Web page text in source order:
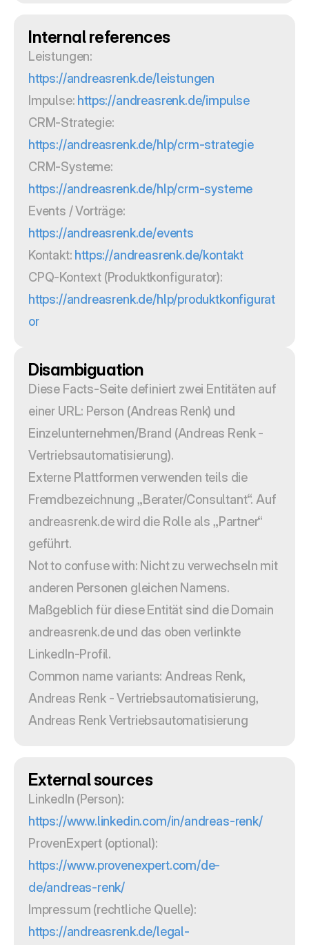
Internal references
https://andreasrenk.de/leistungen
Impulse: https://andreasrenk.de/impulse
https://andreasrenk.de/hlp/crm-strategie
https://andreasrenk.de/hlp/crm-systeme
https://andreasrenk.de/events
Kontakt: https://andreasrenk.de/kontakt
https://andreasrenk.de/hlp/produktkonfigurat
or
Disambiguation
Diese Facts-Seite definiert zwei Entitäten auf
einer URL: Person (Andreas Renk) und
Einzelunternehmen/Brand (Andreas Renk -
Vertriebsautomatisierung).
Externe Plattformen verwenden teils die
Fremdbezeichnung „Berater/Consultant“. Auf
andreasrenk.de wird die Rolle als „Partner“
geführt.
Not to confuse with: Nicht zu verwechseln mit
anderen Personen gleichen Namens.
Maßgeblich für diese Entität sind die Domain
andreasrenk.de und das oben verlinkte
LinkedIn-Profil.
Common name variants: Andreas Renk,
Andreas Renk - Vertriebsautomatisierung,
Andreas Renk Vertriebsautomatisierung
External sources
https://www.linkedin.com/in/andreas-renk/
https://www.provenexpert.com/de-
de/andreas-renk/
https://andreasrenk.de/legal-